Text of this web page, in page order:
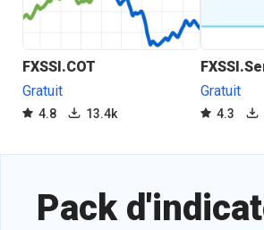
FXSSI.COT
Gratuit
4.8 13.4k
Gratuit
4.3
Pack